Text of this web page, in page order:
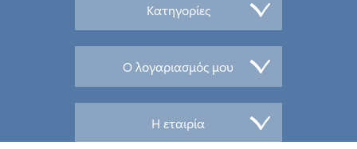
Κατηγορίες
Ο λογαριασμός μου
Η εταιρία